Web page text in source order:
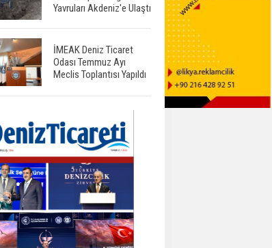
Yavruları Akdeniz'e Ulaştı
İMEAK Deniz Ticaret
Odası Temmuz Ayı
Meclis Toplantısı Yapıldı